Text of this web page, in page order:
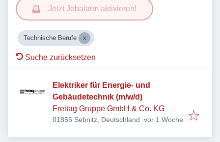
Jetzt Jobalarm aktivieren!
Technische Berufe
Suche zurücksetzen
Elektriker für Energie- und
Gebäudetechnik (m/w/d)
Freitag Gruppe GmbH & Co. KG
01855 Sebnitz, Deutschland Veröffentlicht
vor 1 Woche